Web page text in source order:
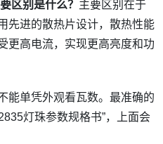
区别是什么？ 主要区别在于
先进的散热片设计，散热性能
更高电流，实现更高亮度和功
能单凭外观看瓦数。最准确的
灯珠参数规格书”，上面会